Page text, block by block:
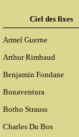
Ciel des fixes
Armel Guerne
Arthur Rimbaud
Benjamin Fondane
Bonaventura
Botho Strauss
Charles Du Bos